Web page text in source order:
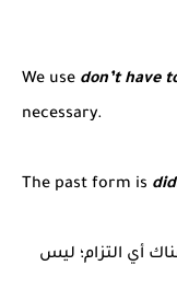
We use don’t have
necessary.
The past form is
أي التزام؛ ليس